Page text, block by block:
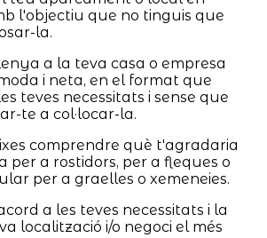
l'objectiu que no tinguis que
la.
a la teva casa o empresa
i neta, en el format que
teves necessitats i sense que
te a col·locar-la.
comprendre què t'agradaria
per a rostidors, per a fleques o
per a graelles o xemeneies.
a les teves necessitats i la
localització i/o negoci el més